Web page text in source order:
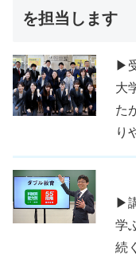
を担当します
▶
大
た
り
▶
学
続